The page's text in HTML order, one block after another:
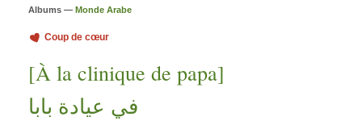
Albums — Monde Arabe
Coup de cœur
[À la clinique de papa]
في عيادة بابا